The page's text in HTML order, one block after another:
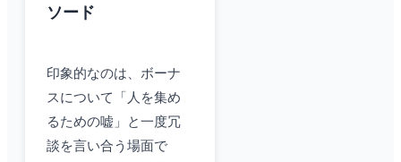
ソード
印象的なのは、ボーナ
スについて「人を集め
るための嘘」と一度冗
談を言い合う場面で